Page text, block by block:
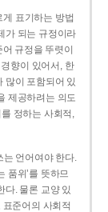
표기하는 방법
가 되는 규정이라
규정을 뚜렷이
향이 있어서, 한
많이 포함되어 있
제공하려는 의도
정하는 사회적,
는 언어여야 한다.
품위’를 뜻하므
다. 물론 교양 있
준어의 사회적